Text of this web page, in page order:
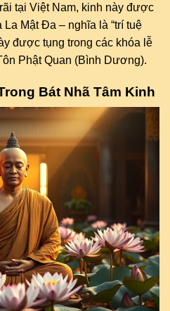
tại Việt Nam, kinh này được
La Mật Đa – nghĩa là “trí tuệ
được tụng trong các khóa lễ
Phật Quan (Bình Dương).
Bát Nhã Tâm Kinh